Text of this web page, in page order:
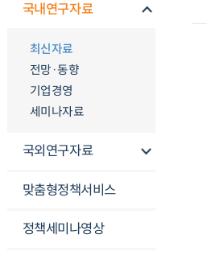
국내연구자료
최신자료
전망·동향
기업경영
세미나자료
국외연구자료
맞춤형정책서비스
정책세미나영상